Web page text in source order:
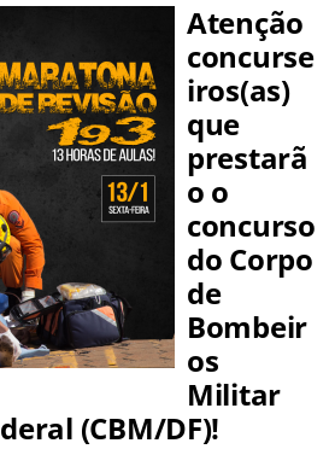
Atenção
concurse
iros(as)
que
prestarã
o o
concurso
do Corpo
de
Bombeir
os
Militar
(CBM/DF)!